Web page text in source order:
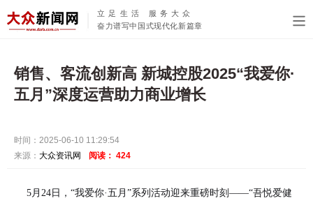
立足生活 服务大众
奋力谱写中国式现代化新篇章
销售、客流创新高 新城控股2025“我爱你·
五月”深度运营助力商业增长‌‌
时间：2025-06-10 11:29:54
来源： 大众资讯网 阅读： 424
5月24日，“我爱你·五月”系列活动迎来重磅时刻——“吾悦爱健